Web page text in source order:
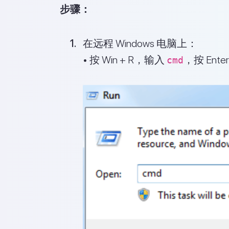
步骤：
在远程 Windows 电脑上：
• 按 Win + R，输入 cmd ，按